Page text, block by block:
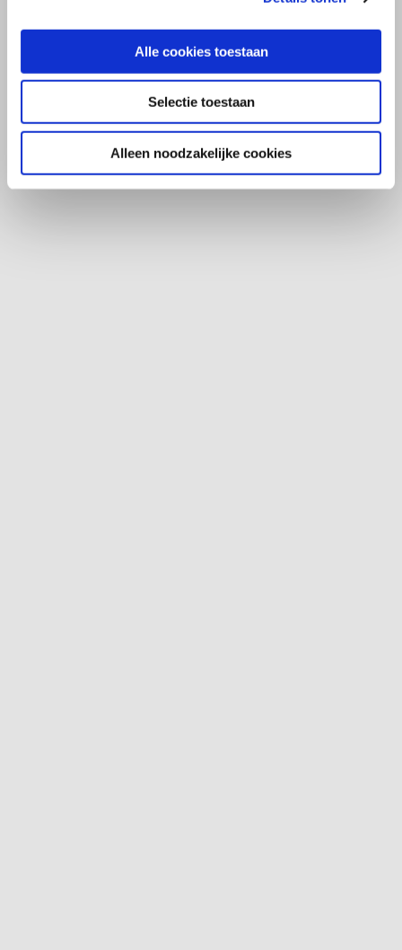
Alle cookies toestaan
Selectie toestaan
Alleen noodzakelijke cookies